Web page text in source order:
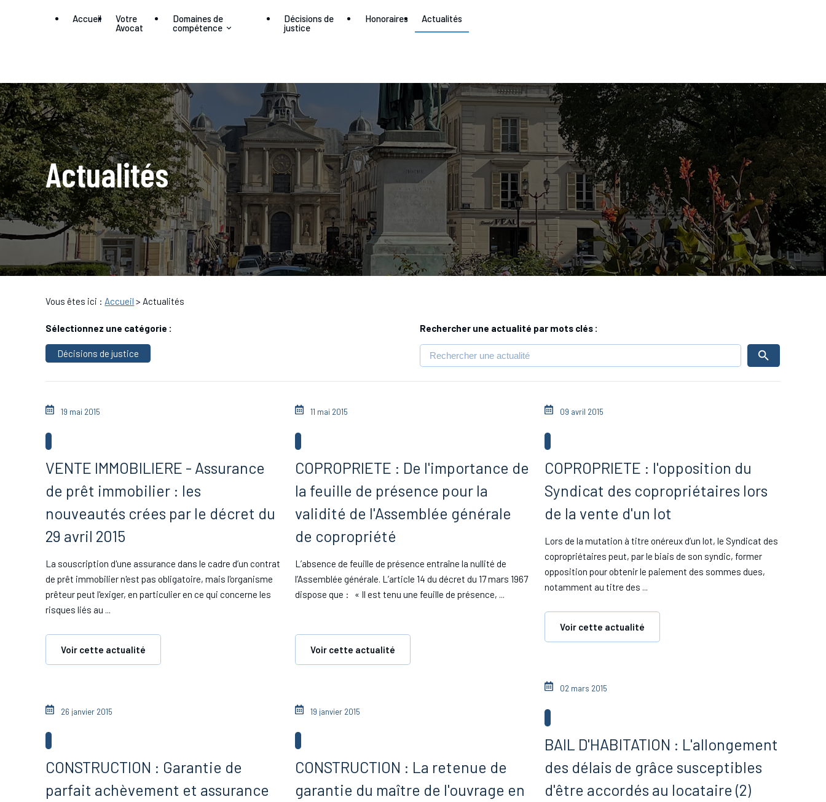
Accueil
Votre
Avocat
Domaines de
compétence
Décisions de
justice
Honoraires Actualités
Actualités
Vous êtes ici : Accueil > Actualités
Sélectionnez une catégorie :
Décisions de justice
Rechercher une actualité par mots clés :
19 mai 2015
VENTE IMMOBILIERE - Assurance
de prêt immobilier : les
nouveautés crées par le décret du
29 avril 2015
La souscription d'une assurance dans le cadre d’un contrat
de prêt immobilier n'est pas obligatoire, mais l'organisme
prêteur peut l'exiger, en particulier en ce qui concerne les
risques liés au ...
Voir cette actualité
11 mai 2015
COPROPRIETE : De l'importance de
la feuille de présence pour la
validité de l'Assemblée générale
de copropriété
L’absence de feuille de présence entraîne la nullité de
l’Assemblée générale. L’article 14 du décret du 17 mars 1967
dispose que : « Il est tenu une feuille de présence, ...
Voir cette actualité
09 avril 2015
COPROPRIETE : l'opposition du
Syndicat des copropriétaires lors
de la vente d'un lot
Lors de la mutation à titre onéreux d’un lot, le Syndicat des
copropriétaires peut, par le biais de son syndic, former
opposition pour obtenir le paiement des sommes dues,
notamment au titre des ...
Voir cette actualité
02 mars 2015
BAIL D'HABITATION : L'allongement
des délais de grâce susceptibles
d'être accordés au locataire (2)
26 janvier 2015
CONSTRUCTION : Garantie de
parfait achèvement et assurance
19 janvier 2015
CONSTRUCTION : La retenue de
garantie du maître de l'ouvrage en